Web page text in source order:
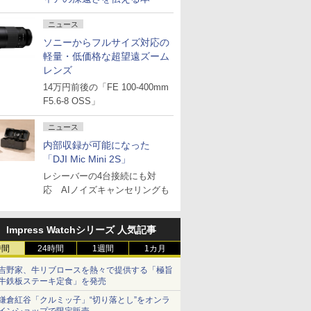
ニュース
ソニーからフルサイズ対応の
軽量・低価格な超望遠ズーム
レンズ
14万円前後の「FE 100-400mm
F5.6-8 OSS」
ニュース
内部収録が可能になった
「DJI Mic Mini 2S」
レシーバーの4台接続にも対
応 AIノイズキャンセリングも
Impress Watchシリーズ 人気記事
24時間 1週間 1カ月
野家、牛リブロースを熱々で提供する「極旨
鉄板ステーキ定食」を発売
倉紅谷「クルミッ子」“切り落とし”をオンラ